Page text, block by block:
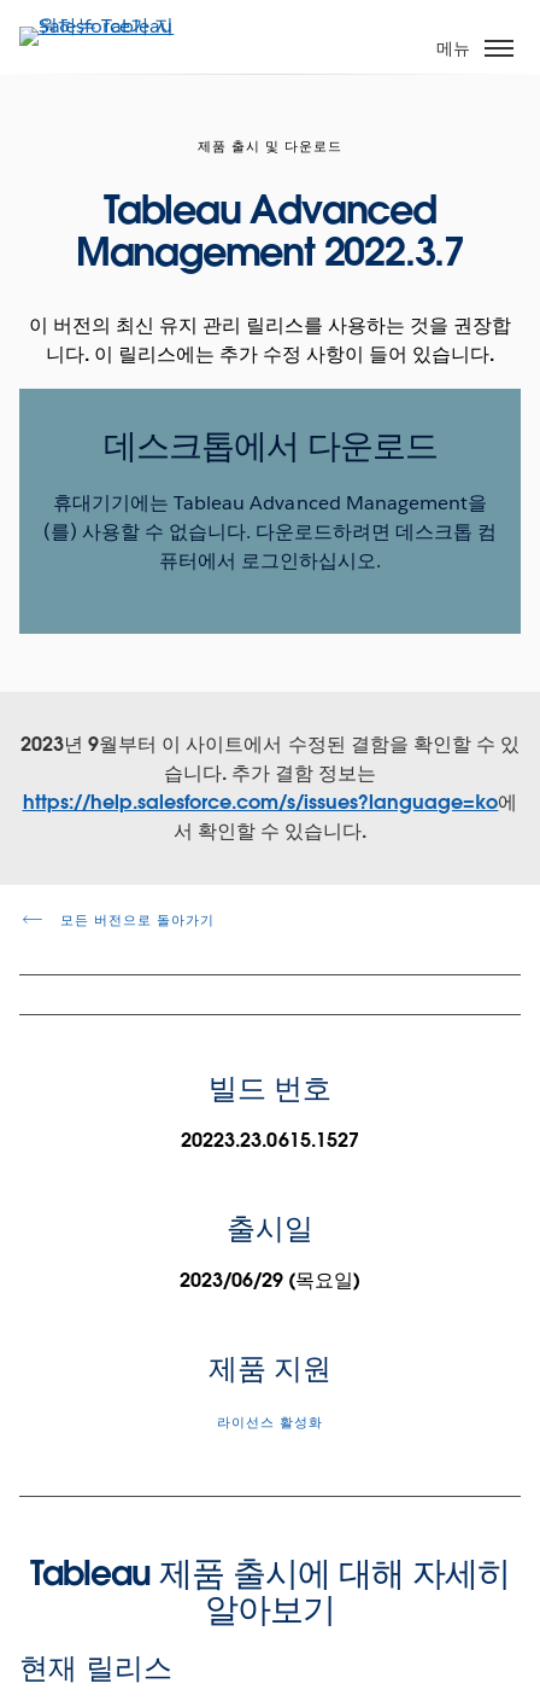
요
메뉴
제품 출시 및 다운로드
Tableau Advanced
Management 2022.3.7
이 버전의 최신 유지 관리 릴리스를 사용하는 것을 권장합
니다. 이 릴리스에는 추가 수정 사항이 들어 있습니다.
데스크톱에서 다운로드
휴대기기에는 Tableau Advanced Management을
(를) 사용할 수 없습니다. 다운로드하려면 데스크톱 컴
퓨터에서 로그인하십시오.
2023년 9월부터 이 사이트에서 수정된 결함을 확인할 수 있
습니다. 추가 결함 정보는
https://help.salesforce.com/s/issues?language=ko에
서 확인할 수 있습니다.
모든 버전으로 돌아가기
빌드 번호
20223.23.0615.1527
출시일
2023/06/29 (목요일)
제품 지원
라이선스 활성화
Tableau 제품 출시에 대해 자세히
알아보기
현재 릴리스